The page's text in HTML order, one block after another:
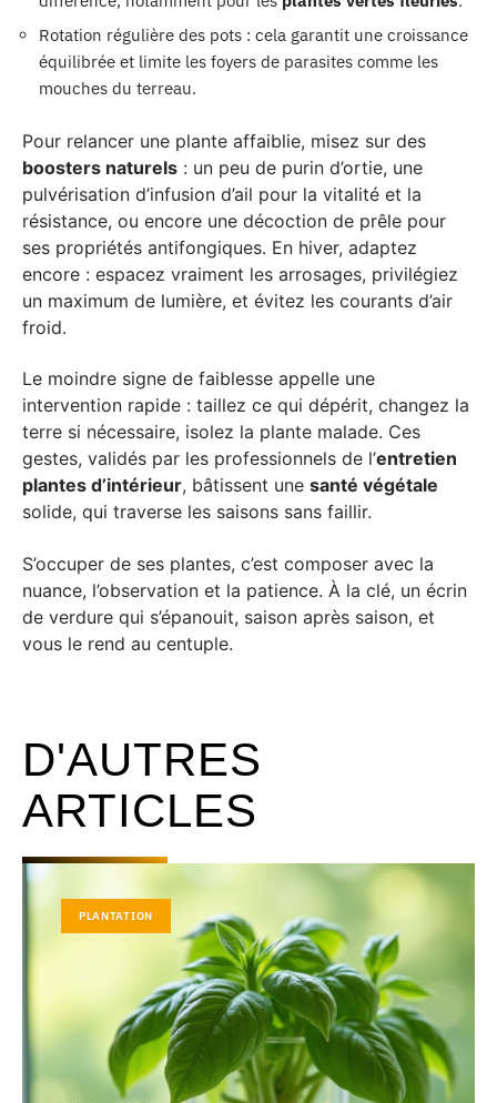
Rotation régulière des pots : cela garantit une croissance
équilibrée et limite les foyers de parasites comme les
mouches du terreau.
Pour relancer une plante affaiblie, misez sur des
boosters naturels : un peu de purin d’ortie, une
pulvérisation d’infusion d’ail pour la vitalité et la
résistance, ou encore une décoction de prêle pour
ses propriétés antifongiques. En hiver, adaptez
encore : espacez vraiment les arrosages, privilégiez
un maximum de lumière, et évitez les courants d’air
froid.
Le moindre signe de faiblesse appelle une
intervention rapide : taillez ce qui dépérit, changez la
terre si nécessaire, isolez la plante malade. Ces
gestes, validés par les professionnels de l’entretien
plantes d’intérieur, bâtissent une santé végétale
solide, qui traverse les saisons sans faillir.
S’occuper de ses plantes, c’est composer avec la
nuance, l’observation et la patience. À la clé, un écrin
de verdure qui s’épanouit, saison après saison, et
vous le rend au centuple.
D'AUTRES
ARTICLES
PLANTATION